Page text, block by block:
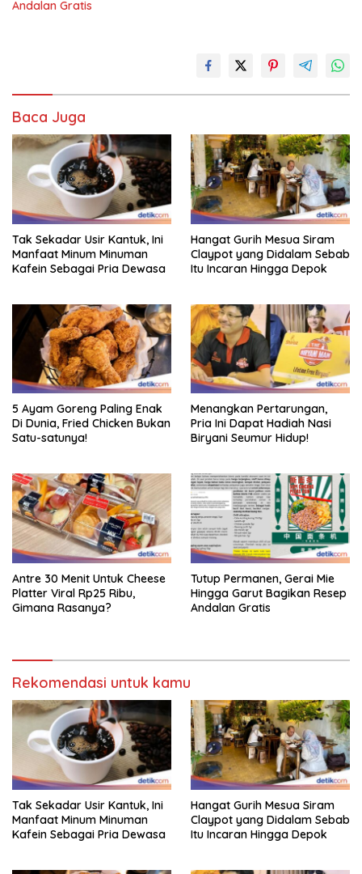
Andalan Gratis
Baca Juga
Tak Sekadar Usir Kantuk, Ini
Manfaat Minum Minuman
Kafein Sebagai Pria Dewasa
Hangat Gurih Mesua Siram
Claypot yang Didalam Sebab
Itu Incaran Hingga Depok
5 Ayam Goreng Paling Enak
Di Dunia, Fried Chicken Bukan
Satu-satunya!
Menangkan Pertarungan,
Pria Ini Dapat Hadiah Nasi
Biryani Seumur Hidup!
Antre 30 Menit Untuk Cheese
Platter Viral Rp25 Ribu,
Gimana Rasanya?
Tutup Permanen, Gerai Mie
Hingga Garut Bagikan Resep
Andalan Gratis
Rekomendasi untuk kamu
Tak Sekadar Usir Kantuk, Ini
Manfaat Minum Minuman
Kafein Sebagai Pria Dewasa
Hangat Gurih Mesua Siram
Claypot yang Didalam Sebab
Itu Incaran Hingga Depok